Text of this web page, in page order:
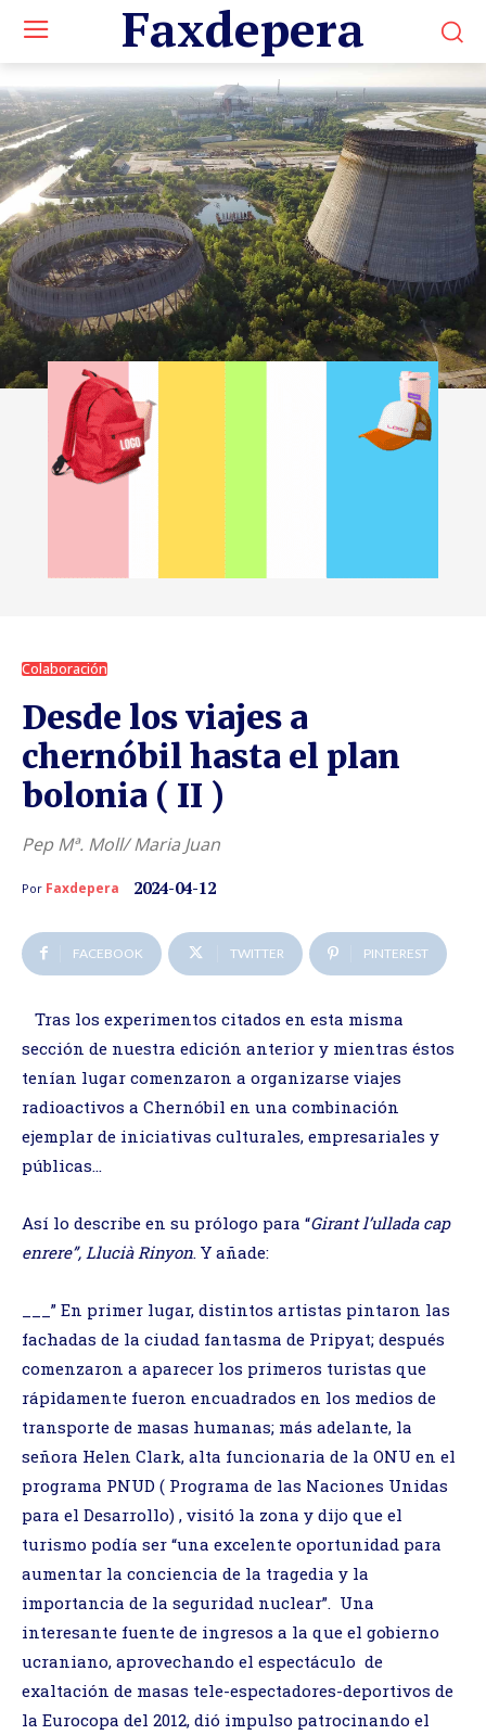
Faxdepera
Colaboración
Desde los viajes a
chernóbil hasta el plan
bolonia ( II )
Pep Mª. Moll/ Maria Juan
Por Faxdepera 2024-04-12
FACEBOOK TWITTER PINTEREST
Tras los experimentos citados en esta misma
sección de nuestra edición anterior y mientras éstos
tenían lugar comenzaron a organizarse viajes
radioactivos a Chernóbil en una combinación
ejemplar de iniciativas culturales, empresariales y
públicas…
Así lo describe en su prólogo para “Girant l’ullada cap
enrere”, Llucià Rinyon. Y añade:
___” En primer lugar, distintos artistas pintaron las
fachadas de la ciudad fantasma de Pripyat; después
comenzaron a aparecer los primeros turistas que
rápidamente fueron encuadrados en los medios de
transporte de masas humanas; más adelante, la
señora Helen Clark, alta funcionaria de la ONU en el
programa PNUD ( Programa de las Naciones Unidas
para el Desarrollo) , visitó la zona y dijo que el
turismo podía ser “una excelente oportunidad para
aumentar la conciencia de la tragedia y la
importancia de la seguridad nuclear”. Una
interesante fuente de ingresos a la que el gobierno
ucraniano, aprovechando el espectáculo de
exaltación de masas tele-espectadores-deportivos de
la Eurocopa del 2012, dió impulso patrocinando el